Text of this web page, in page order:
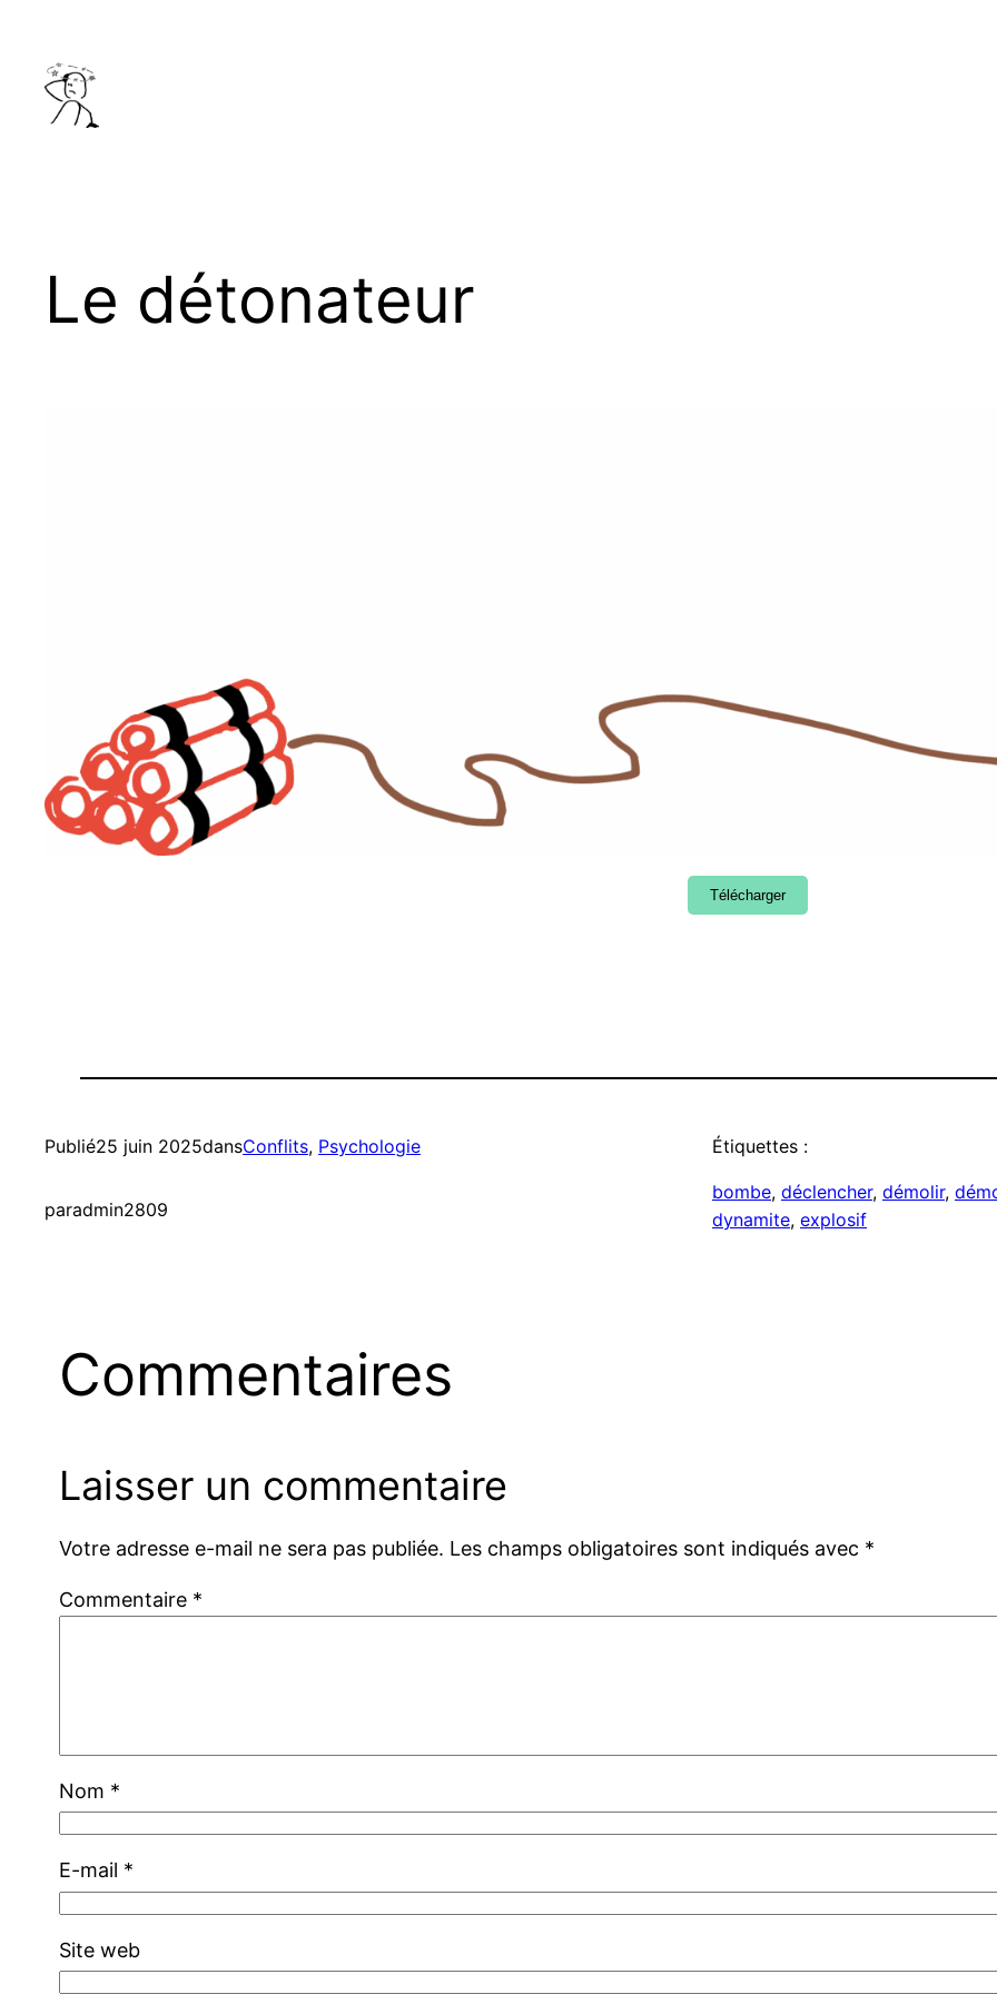
contenu
Le détonateur
Télécharger
Publié25 juin 2025dansConflits, Psychologie
paradmin2809
Étiquettes :
bombe, déclencher, démolir,
dynamite, explosif
Commentaires
Laisser un commentaire
Votre adresse e-mail ne sera pas publiée. Les champs obligatoires sont indiqués avec *
Commentaire *
Nom *
E-mail *
Site web